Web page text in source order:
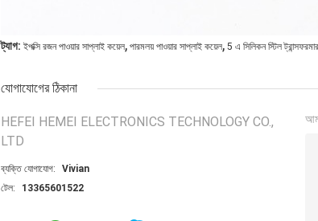
ট্যাগ: ইপক্সি রজন পাওয়ার সাপ্লাই কয়েল, পারমলয় পাওয়ার সাপ্লাই কয়েল, 5 এ সিলিকন স্টিল
যোগাযোগের ঠিকানা
HEFEI HEMEI ELECTRONICS TECHNOLOGY CO.,
LTD
ব্যক্তি যোগাযোগ:
Vivian
টেল:
13365601522